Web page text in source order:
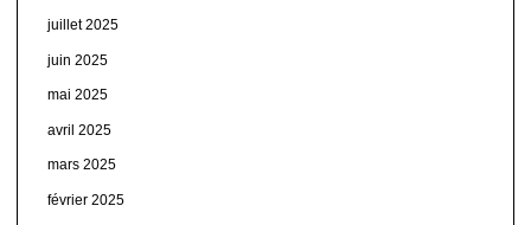
juillet 2025
juin 2025
mai 2025
avril 2025
mars 2025
février 2025